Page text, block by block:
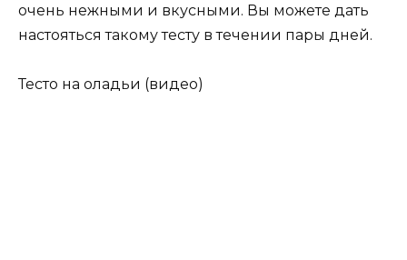
очень нежными и вкусными. Вы можете дать
настояться такому тесту в течении пары дней.
Тесто на оладьи (видео)